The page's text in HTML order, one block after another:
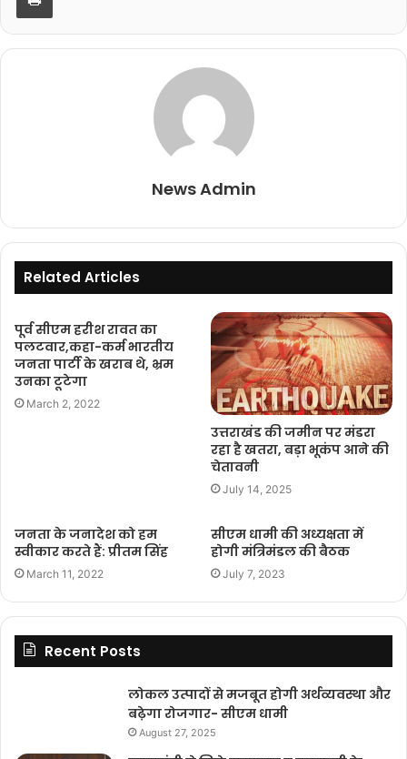
News Admin
Related Articles
पूर्व सीएम हरीश रावत का
पलटवार,कहा-कर्म भारतीय
जनता पार्टी के खराब थे, भ्रम
उनका टूटेगा
March 2, 2022
उत्तराखंड की जमीन पर मंडरा
रहा है खतरा, बड़ा भूकंप आने की
चेतावनी
July 14, 2025
जनता के जनादेश को हम
स्वीकार करते हैं: प्रीतम सिंह
March 11, 2022
सीएम धामी की अध्यक्षता में
होगी मंत्रिमंडल की बैठक
July 7, 2023
Recent Posts
लोकल उत्पादों से मजबूत होगी अर्थव्यवस्था और
बढ़ेगा रोजगार- सीएम धामी
August 27, 2025